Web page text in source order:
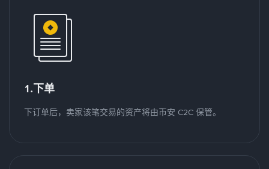
1.下单
下订单后，卖家该笔交易的资产将由币安 C2C 保管。